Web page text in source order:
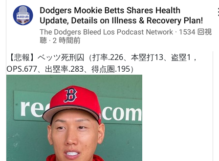
【悲報】ベッツ死刑囚（打率.226、本塁打13、盗塁1，
OPS.677、出塁率.283、得点圏.195）